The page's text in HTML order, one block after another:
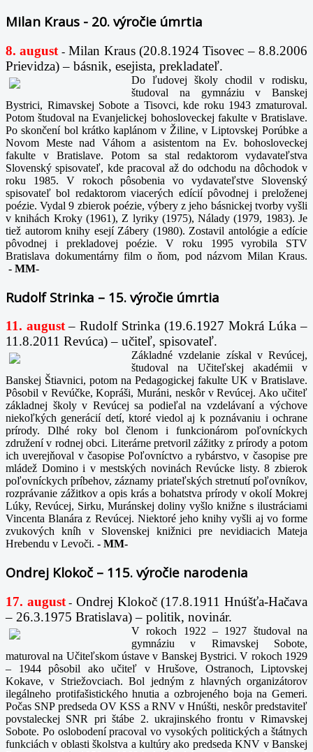
Milan Kraus - 20. výročie úmrtia
8. august -Milan Kraus (20.8.1924 Tisovec – 8.8.2006
Prievidza) – básnik, esejista, prekladateľ.
Do ľudovej školy chodil v rodisku,
študoval na gymnáziu v Banskej
Bystrici, Rimavskej Sobote a Tisovci, kde roku 1943 zmaturoval.
Potom študoval na Evanjelickej bohosloveckej fakulte v Bratislave.
Po skončení bol krátko kaplánom v Žiline, v Liptovskej Porúbke a
Novom Meste nad Váhom a asistentom na Ev. bohosloveckej
fakulte v Bratislave. Potom sa stal redaktorom vydavateľstva
Slovenský spisovateľ, kde pracoval až do odchodu na dôchodok v
roku 1985. V rokoch pôsobenia vo vydavateľstve Slovenský
spisovateľ bol redaktorom viacerých edícií pôvodnej i preloženej
poézie. Vydal 9 zbierok poézie, výbery z jeho básnickej tvorby vyšli
v knihách Kroky (1961), Z lyriky (1975), Nálady (1979, 1983). Je
tiež autorom knihy esejí Zábery (1980). Zostavil antológie a edície
pôvodnej i prekladovej poézie. V roku 1995 vyrobila STV
Bratislava dokumentárny film o ňom, pod názvom Milan Kraus.
- MM-
Rudolf Strinka – 15. výročie úmrtia
11. august – Rudolf Strinka (19.6.1927 Mokrá Lúka –
11.8.2011 Revúca) – učiteľ, spisovateľ.
Základné vzdelanie získal v Revúcej,
študoval na Učiteľskej akadémii v
Banskej Štiavnici, potom na Pedagogickej fakulte UK v Bratislave.
Pôsobil v Revúčke, Kopráši, Muráni, neskôr v Revúcej. Ako učiteľ
základnej školy v Revúcej sa podieľal na vzdelávaní a výchove
niekoľkých generácií detí, ktoré viedol aj k poznávaniu i ochrane
prírody. Dlhé roky bol členom i funkcionárom poľovníckych
združení v rodnej obci. Literárne pretvoril zážitky z prírody a potom
ich uverejňoval v časopise Poľovníctvo a rybárstvo, v časopise pre
mládež Domino i v mestských novinách Revúcke listy. 8 zbierok
poľovníckych príbehov, záznamy priateľských stretnutí poľovníkov,
rozprávanie zážitkov a opis krás a bohatstva prírody v okolí Mokrej
Lúky, Revúcej, Sirku, Muránskej doliny vyšlo knižne s ilustráciami
Vincenta Blanára z Revúcej. Niektoré jeho knihy vyšli aj vo forme
zvukových kníh v Slovenskej knižnici pre nevidiacich Mateja
Hrebendu v Levoči. - MM-
Ondrej Klokoč – 115. výročie narodenia
17. august- Ondrej Klokoč (17.8.1911 Hnúšťa-Hačava
– 26.3.1975 Bratislava) – politik, novinár.
V rokoch 1922 – 1927 študoval na
gymnáziu v Rimavskej Sobote,
maturoval na Učiteľskom ústave v Banskej Bystrici. V rokoch 1929
– 1944 pôsobil ako učiteľ v Hrušove, Ostranoch, Liptovskej
Kokave, v Striežovciach. Bol jedným z hlavných organizátorov
ilegálneho protifašistického hnutia a ozbrojeného boja na Gemeri.
Počas SNP predseda OV KSS a RNV v Hnúšti, neskôr predstaviteľ
povstaleckej SNR pri štábe 2. ukrajinského frontu v Rimavskej
Sobote. Po oslobodení pracoval vo vysokých politických a štátnych
funkciách v oblasti školstva a kultúry ako predseda KNV v Banskej